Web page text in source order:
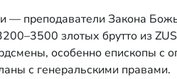
— преподаватели Закона
злотых брутто из
особенно епископы с
с генеральскими правами.